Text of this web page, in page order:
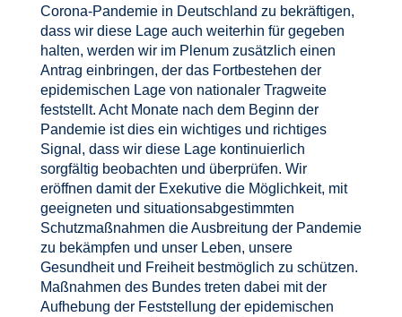
Corona-Pandemie in Deutschland zu bekräftigen,
dass wir diese Lage auch weiterhin für gegeben
halten, werden wir im Plenum zusätzlich einen
Antrag einbringen, der das Fortbestehen der
epidemischen Lage von nationaler Tragweite
feststellt. Acht Monate nach dem Beginn der
Pandemie ist dies ein wichtiges und richtiges
Signal, dass wir diese Lage kontinuierlich
sorgfältig beobachten und überprüfen. Wir
eröffnen damit der Exekutive die Möglichkeit, mit
geeigneten und situationsabgestimmten
Schutzmaßnahmen die Ausbreitung der Pandemie
zu bekämpfen und unser Leben, unsere
Gesundheit und Freiheit bestmöglich zu schützen.
Maßnahmen des Bundes treten dabei mit der
Aufhebung der Feststellung der epidemischen